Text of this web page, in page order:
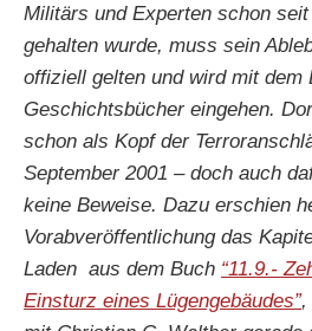
Militärs und Experten schon
gehalten wurde, muss sein
offiziell gelten und wird mit dem
Geschichtsbücher eingehen.
schon als Kopf der
September 2001 – doch auch
keine Beweise. Dazu erschien
Vorabveröffentlichung das
Laden aus dem Buch “11.9.-
Einsturz eines Lügengebäudes”,